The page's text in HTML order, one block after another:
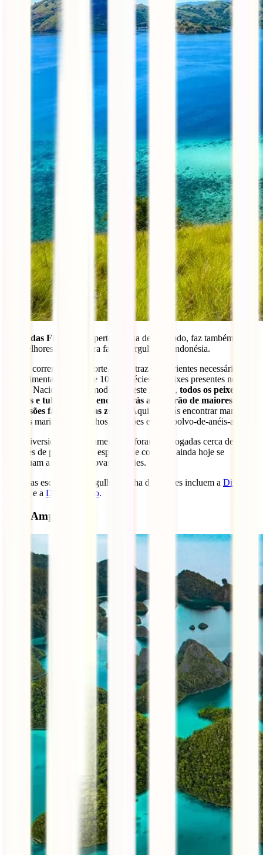
ilha das Flores
, bem perto da ilha de Komodo, faz também parte
dos melhores lugares para fazer mergulho na Indonésia.
Aqui a corrente é mais forte, o que traz os nutrientes necessários
para alimentar as mais de 1000 espécies de peixes presentes no
Parque Nacional de Komodo. Por este motivo, todos os peixes,
mantas e tubarões que encontrarás aqui serão de maiores
dimensões face às outras zonas
. Aqui poderás encontrar mantas,
cavalos marinhos, golfinhos, tubarões e até o polvo-de-anéis-azuis.
A biodiversidade aqui é imensa, já foram catalogadas cerca de 3200
espécies de peixes e 600 espécies de corais. E ainda hoje se
continuam a encontrar novas espécies.
Algumas escolas de mergulho na ilha das Flores incluem a Divine
Diving e a Dive Komodo.
Raja Ampat